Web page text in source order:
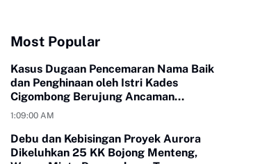
Most Popular
Kasus Dugaan Pencemaran Nama Baik
dan Penghinaan oleh Istri Kades
Cigombong Berujung Ancaman
Laporan Polisi
1:09:00 AM
Debu dan Kebisingan Proyek Aurora
Dikeluhkan 25 KK Bojong Menteng,